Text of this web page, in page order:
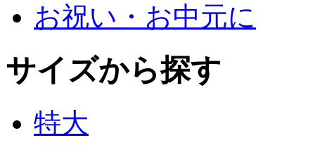
お祝い・お中元に
サイズから探す
特大